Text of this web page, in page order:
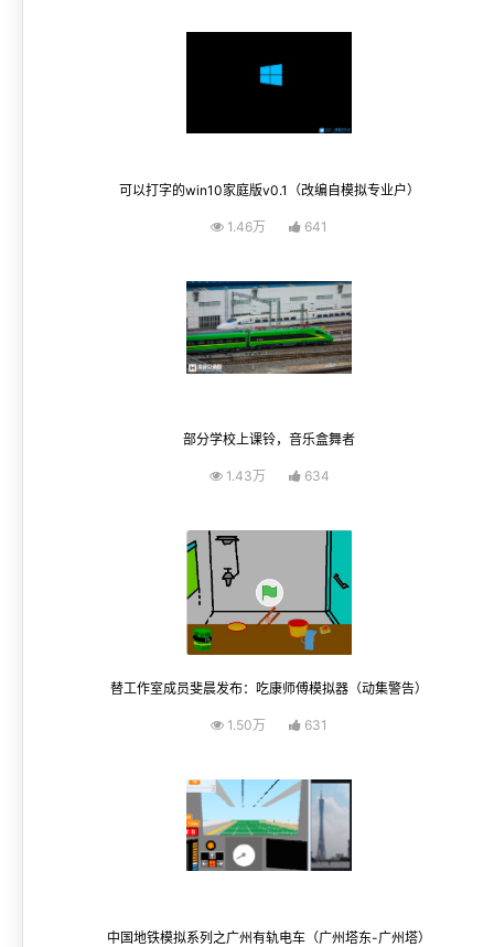
可以打字的win10家庭版v0.1（改编自模拟专业户）
1.46万 641
部分学校上课铃，音乐盒舞者
1.43万 634
替工作室成员斐晨发布：吃康师傅模拟器（动集警告）
1.50万 631
中国地铁模拟系列之广州有轨电车（广州塔东-广州塔）